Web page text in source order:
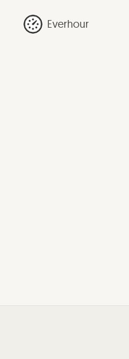
Everhour